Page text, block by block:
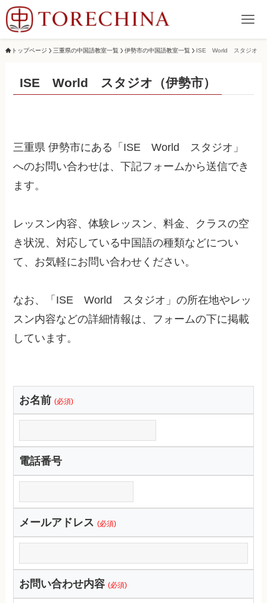
トップページ 三重県の中国語教室一覧 伊勢市の中国語教室一覧 ISE World スタジオ
ISE World スタジオ（伊勢市）
三重県 伊勢市にある「ISE World スタジオ」
へのお問い合わせは、下記フォームから送信でき
ます。
レッスン内容、体験レッスン、料金、クラスの空
き状況、対応している中国語の種類などについ
て、お気軽にお問い合わせください。
なお、「ISE World スタジオ」の所在地やレッ
スン内容などの詳細情報は、フォームの下に掲載
しています。
お名前 (必須)
電話番号
メールアドレス (必須)
お問い合わせ内容 (必須)